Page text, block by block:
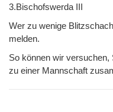
3.Bischofswerda III
Wer zu wenige
melden.
So können wir versuchen,
zu einer Mannschaft